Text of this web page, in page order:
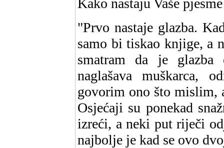
Kako nastaju Vaše
"Prvo nastaje glazba.
samo bi tiskao knjige, a
smatram da je
naglašava muškarca,
govorim ono što mislim,
Osjećaji su ponekad
izreći, a neki put riječi
najbolje je kad se ovo